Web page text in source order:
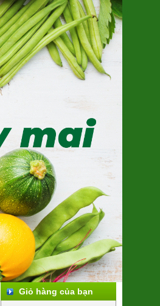
Giỏ hàng của bạn
Khoai Lang Mật Đà Lạt Xuất khẩu